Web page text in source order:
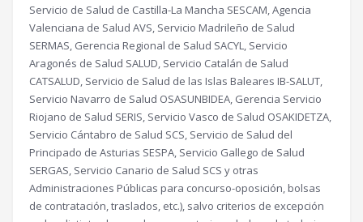
Servicio de Salud de Castilla-La Mancha SESCAM, Agencia
Valenciana de Salud AVS, Servicio Madrileño de Salud
SERMAS, Gerencia Regional de Salud SACYL, Servicio
Aragonés de Salud SALUD, Servicio Catalán de Salud
CATSALUD, Servicio de Salud de las Islas Baleares IB-SALUT,
Servicio Navarro de Salud OSASUNBIDEA, Gerencia Servicio
Riojano de Salud SERIS, Servicio Vasco de Salud OSAKIDETZA,
Servicio Cántabro de Salud SCS, Servicio de Salud del
Principado de Asturias SESPA, Servicio Gallego de Salud
SERGAS, Servicio Canario de Salud SCS y otras
Administraciones Públicas para concurso-oposición, bolsas
de contratación, traslados, etc.), salvo criterios de excepción